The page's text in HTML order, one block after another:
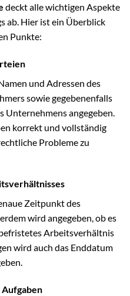
deckt alle wichtigen Aspekte
ab. Hier ist ein Überblick
Punkte:
und Adressen des
sowie gegebenenfalls
angegeben.
korrekt und vollständig
Probleme zu
Zeitpunkt des
wird angegeben, ob es
Arbeitsverhältnis
wird auch das Enddatum